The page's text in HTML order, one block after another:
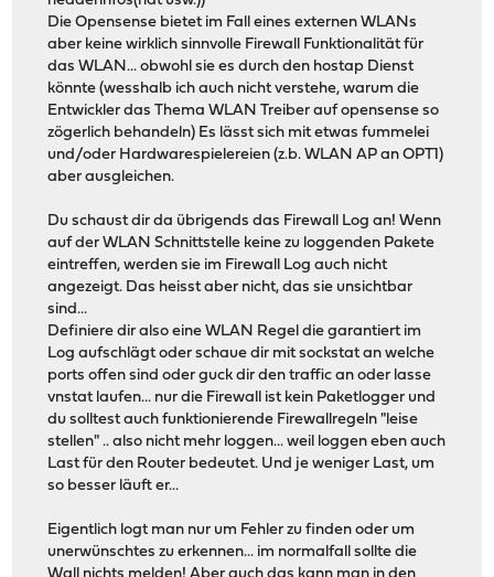
Die Opensense bietet im Fall eines externen WLANs
aber keine wirklich sinnvolle Firewall Funktionalität für
das WLAN... obwohl sie es durch den hostap Dienst
könnte (wesshalb ich auch nicht verstehe, warum die
Entwickler das Thema WLAN Treiber auf opensense so
zögerlich behandeln) Es lässt sich mit etwas fummelei
und/oder Hardwarespielereien (z.b. WLAN AP an OPT1)
aber ausgleichen.
Du schaust dir da übrigends das Firewall Log an! Wenn
auf der WLAN Schnittstelle keine zu loggenden Pakete
eintreffen, werden sie im Firewall Log auch nicht
angezeigt. Das heisst aber nicht, das sie unsichtbar
sind...
Definiere dir also eine WLAN Regel die garantiert im
Log aufschlägt oder schaue dir mit sockstat an welche
ports offen sind oder guck dir den traffic an oder lasse
vnstat laufen... nur die Firewall ist kein Paketlogger und
du solltest auch funktionierende Firewallregeln "leise
stellen" .. also nicht mehr loggen... weil loggen eben auch
Last für den Router bedeutet. Und je weniger Last, um
so besser läuft er...
Eigentlich logt man nur um Fehler zu finden oder um
unerwünschtes zu erkennen... im normalfall sollte die